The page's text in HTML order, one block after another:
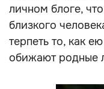
личном блоге,
близкого
терпеть то, как
обижают родные